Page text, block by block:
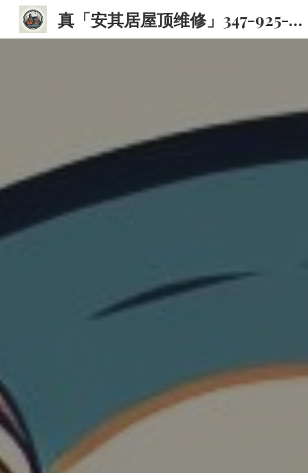
真「安其居屋顶维修」347-925-9931 | 纽约专业屋顶维修公司